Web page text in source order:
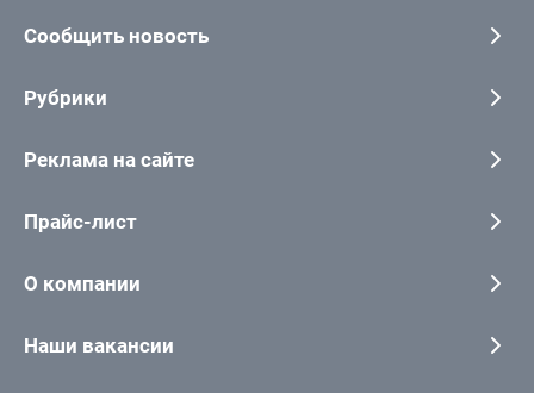
Сообщить новость
Рубрики
Реклама на сайте
Прайс-лист
О компании
Наши вакансии